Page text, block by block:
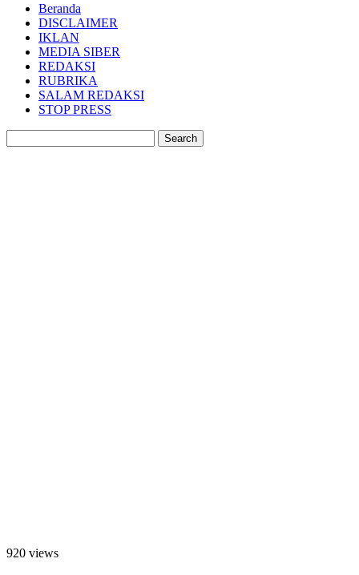
Beranda
DISCLAIMER
IKLAN
MEDIA SIBER
REDAKSI
RUBRIKA
SALAM REDAKSI
STOP PRESS
920 views